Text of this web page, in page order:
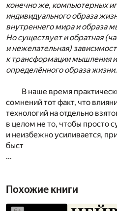
конечно же, компьютерных
индивидуального образа
внутреннего мира и образа
Но существует и обратная
и нежелательная)
к трансформации мышления
определённого образа жизни.
В наше время
сомнений тот факт, что
технологий на отдельно
в целом не то, чтобы просто
и неизбежно усиливается,
быст
...
Похожие книги